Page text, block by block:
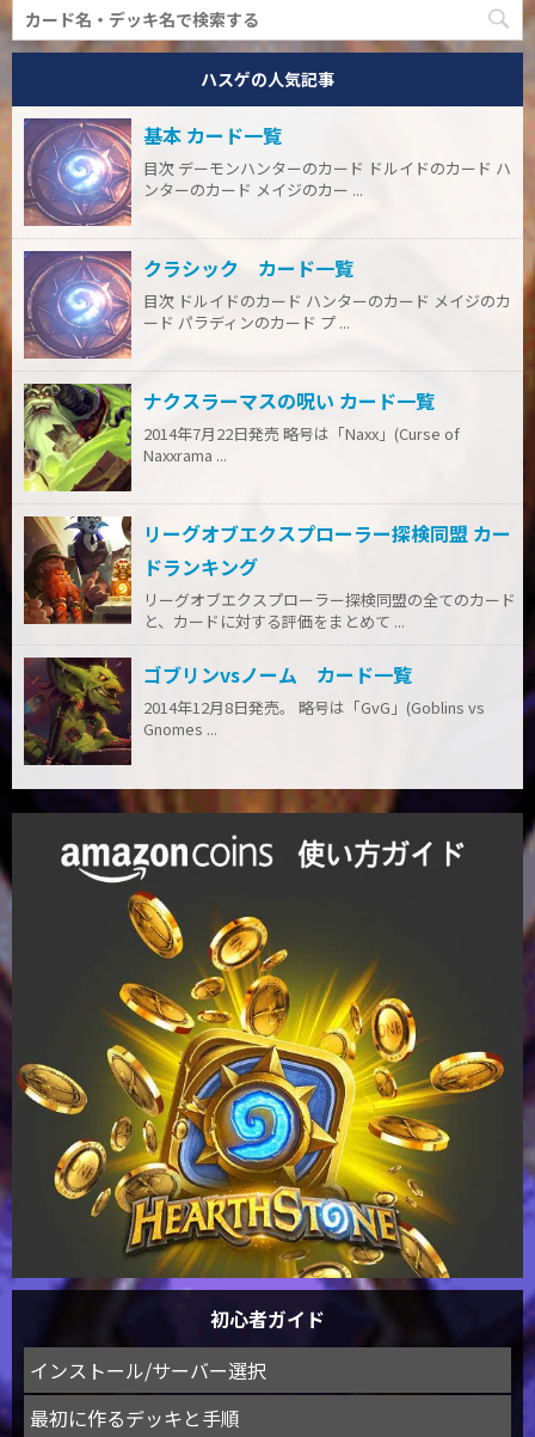
ハスゲの人気記事
基本 カード一覧
目次 デーモンハンターのカード ドルイドのカード ハ
ンターのカード メイジのカー ...
クラシック カード一覧
目次 ドルイドのカード ハンターのカード メイジのカ
ード パラディンのカード プ ...
ナクスラーマスの呪い カード一覧
2014年7月22日発売 略号は「Naxx」(Curse of
Naxxrama ...
リーグオブエクスプローラー探検同盟 カー
ドランキング
リーグオブエクスプローラー探検同盟の全てのカード
と、カードに対する評価をまとめて ...
ゴブリンvsノーム カード一覧
2014年12月8日発売。 略号は「GvG」(Goblins vs
Gnomes ...
初心者ガイド
インストール/サーバー選択
最初に作るデッキと手順